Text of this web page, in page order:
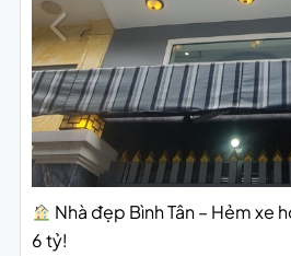
Nhà đẹp Bình Tân – Hẻm xe
6 tỷ!